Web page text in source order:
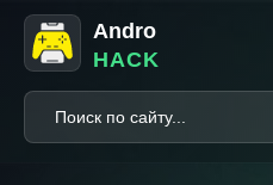
Andro
HACK